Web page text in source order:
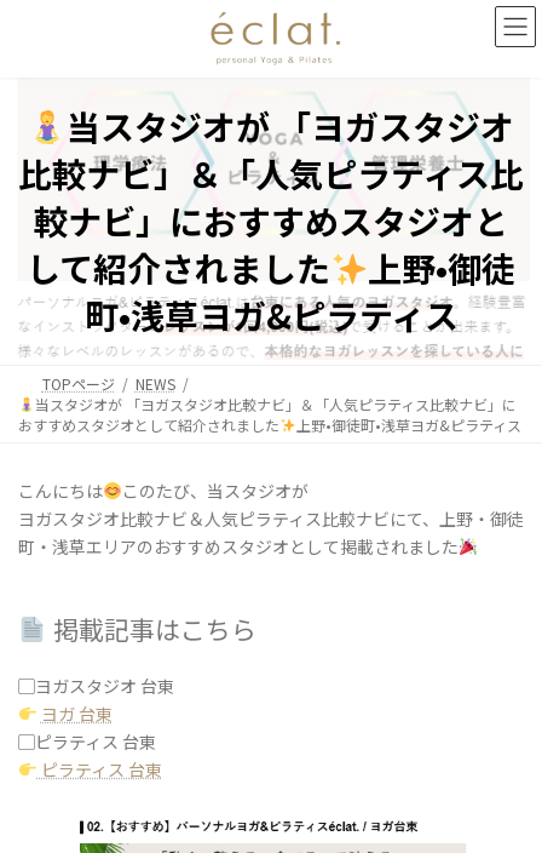
当スタジオが 「ヨガスタジオ
比較ナビ」＆「人気ピラティス比
較ナビ」におすすめスタジオと
して紹介されました
上野•御徒
町•浅草ヨガ&ピラティス
TOPページ
NEWS
当スタジオが 「ヨガスタジオ比較ナビ」＆「人気ピラティス比較ナビ」に
おすすめスタジオとして紹介されました
上野•御徒町•浅草ヨガ&ピラティス
こんにちは
このたび、当スタジオが
ヨガスタジオ比較ナビ＆人気ピラティス比較ナビにて、上野・御徒
町・浅草エリアのおすすめスタジオとして掲載されました
掲載記事はこちら
▢ヨガスタジオ 台東
ヨガ 台東
▢ピラティス 台東
ピラティス 台東